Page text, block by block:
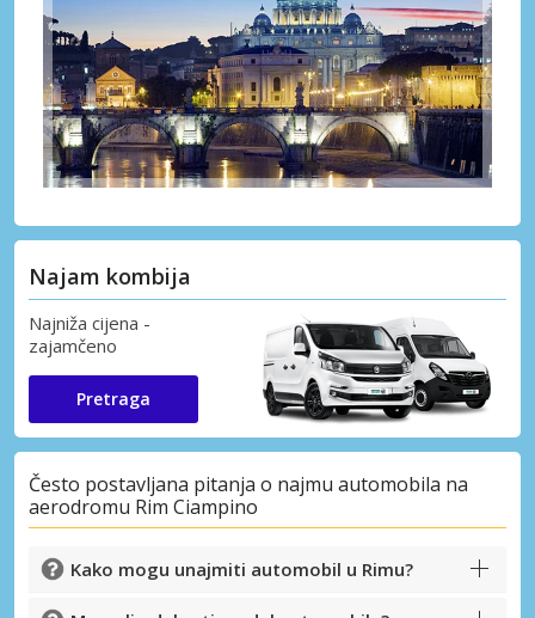
Najam kombija
Najniža cijena -
zajamčeno
Pretraga
Često postavljana pitanja o najmu automobila na
aerodromu Rim Ciampino
Kako mogu unajmiti automobil u Rimu?